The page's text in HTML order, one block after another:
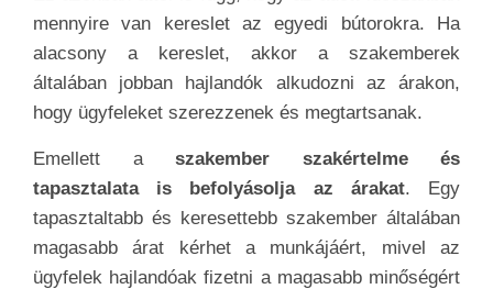
mennyire van kereslet az egyedi bútorokra. Ha
alacsony a kereslet, akkor a szakemberek
általában jobban hajlandók alkudozni az árakon,
hogy ügyfeleket szerezzenek és megtartsanak.
Emellett a szakember szakértelme és
tapasztalata is befolyásolja az árakat. Egy
tapasztaltabb és keresettebb szakember általában
magasabb árat kérhet a munkájáért, mivel az
ügyfelek hajlandóak fizetni a magasabb minőségért